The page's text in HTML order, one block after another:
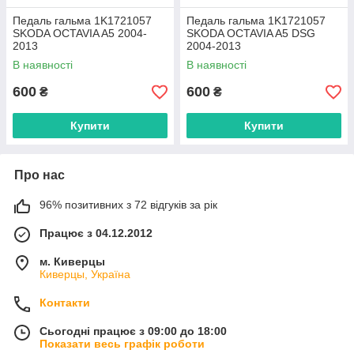
Педаль гальма 1K1721057
SKODA OCTAVIA A5 2004-
2013
В наявності
600 ₴
Купити
Педаль гальма 1K1721057
SKODA OCTAVIA A5 DSG
2004-2013
В наявності
600 ₴
Купити
Про нас
96% позитивних з 72 відгуків за рік
Працює з 04.12.2012
м. Киверцы
Киверцы, Україна
Контакти
Сьогодні працює з 09:00 до 18:00
Показати весь графік роботи